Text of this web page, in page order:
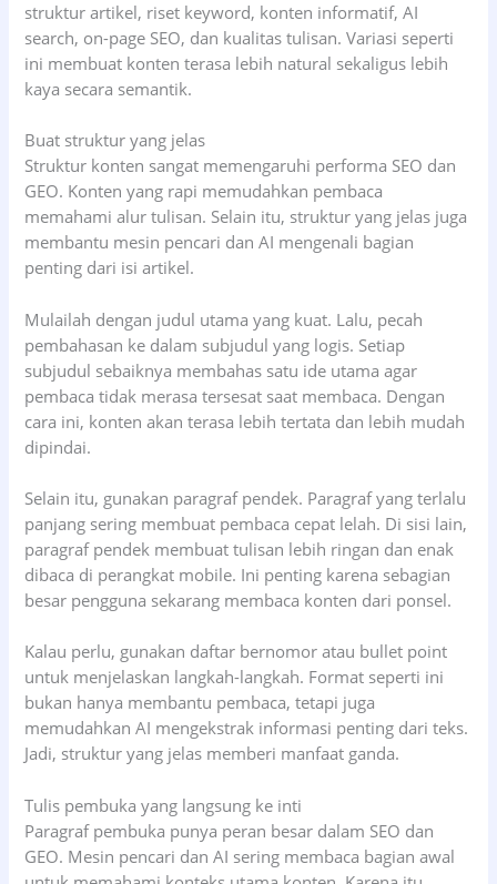
struktur artikel, riset keyword, konten informatif, AI
search, on-page SEO, dan kualitas tulisan. Variasi seperti
ini membuat konten terasa lebih natural sekaligus lebih
kaya secara semantik.
Buat struktur yang jelas
Struktur konten sangat memengaruhi performa SEO dan
GEO. Konten yang rapi memudahkan pembaca
memahami alur tulisan. Selain itu, struktur yang jelas juga
membantu mesin pencari dan AI mengenali bagian
penting dari isi artikel.
Mulailah dengan judul utama yang kuat. Lalu, pecah
pembahasan ke dalam subjudul yang logis. Setiap
subjudul sebaiknya membahas satu ide utama agar
pembaca tidak merasa tersesat saat membaca. Dengan
cara ini, konten akan terasa lebih tertata dan lebih mudah
dipindai.
Selain itu, gunakan paragraf pendek. Paragraf yang terlalu
panjang sering membuat pembaca cepat lelah. Di sisi lain,
paragraf pendek membuat tulisan lebih ringan dan enak
dibaca di perangkat mobile. Ini penting karena sebagian
besar pengguna sekarang membaca konten dari ponsel.
Kalau perlu, gunakan daftar bernomor atau bullet point
untuk menjelaskan langkah-langkah. Format seperti ini
bukan hanya membantu pembaca, tetapi juga
memudahkan AI mengekstrak informasi penting dari teks.
Jadi, struktur yang jelas memberi manfaat ganda.
Tulis pembuka yang langsung ke inti
Paragraf pembuka punya peran besar dalam SEO dan
GEO. Mesin pencari dan AI sering membaca bagian awal